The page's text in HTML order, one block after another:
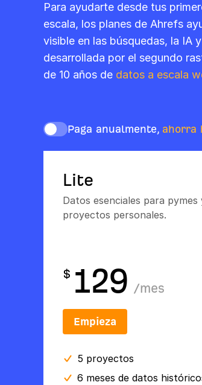
Para ayudarte desde tus
escala, los planes de Ahrefs
visible en las búsquedas, la IA
desarrollada por el segundo
de 10 años de datos a escala
Paga anualmente, ahorra
Lite
Datos esenciales para pymes
proyectos personales.
$ 129 /mes
Empieza
5 proyectos
6 meses de datos